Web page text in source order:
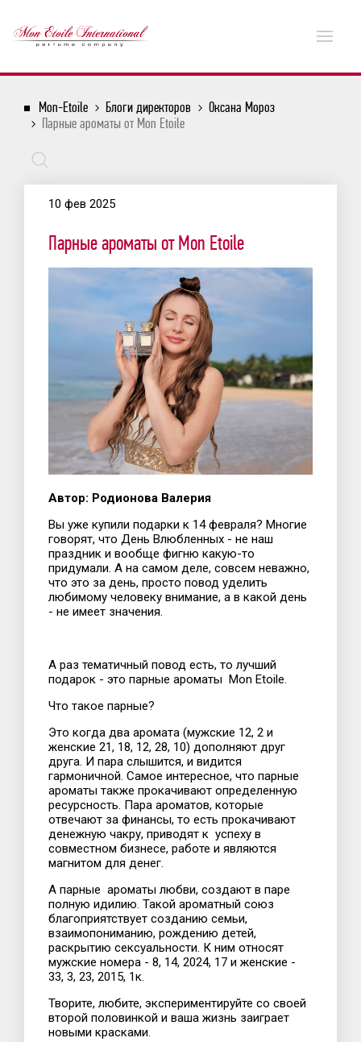
Mon-Etoile Блоги директоров
Оксана Мороз
Парные ароматы от Mon Etoile
10 фев 2025
Парные ароматы от Mon Etoile
Автор: Родионова Валерия
Вы уже купили подарки к 14 февраля? Многие
говорят, что День Влюбленных - не наш
праздник и вообще фигню какую-то
придумали. А на самом деле, совсем неважно,
что это за день, просто повод уделить
любимому человеку внимание, а в какой день
- не имеет значения.
А раз тематичный повод есть, то лучший
подарок - это парные ароматы Мon Etoile.
Что такое парные?
Это когда два аромата (мужские 12, 2 и
женские 21, 18, 12, 28, 10) дополняют друг
друга. И пара слышится, и видится
гармоничной. Самое интересное, что парные
ароматы также прокачивают определенную
ресурсность. Пара ароматов, которые
отвечают за финансы, то есть прокачивают
денежную чакру, приводят к успеху в
совместном бизнесе, работе и являются
магнитом для денег.
А парные ароматы любви, создают в паре
полную идилию. Такой ароматный союз
благоприятствует созданию семьи,
взаимопониманию, рождению детей,
раскрытию сексуальности. К ним относят
мужские номера - 8, 14, 2024, 17 и женские -
33, 3, 23, 2015, 1к.
Творите, любите, экспериментируйте со своей
второй половинкой и ваша жизнь заиграет
новыми красками.